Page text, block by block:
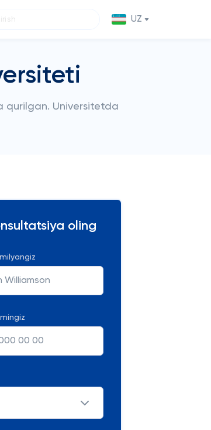
UZ
qurilgan. Universitetda
oling